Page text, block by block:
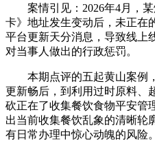
案情引见：2026年4月，某
卡》地址发生变动后，未正在
平台更新天分消息，导致线上
对当事人做出的行政惩罚。
本期点评的五起黄山案例
更新畅后，到利用过时原料、
砍正在了收集餐饮食物平安管
出当前收集餐饮乱象的清晰轮
有日常办理中惊心动魄的风险。